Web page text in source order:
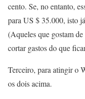
cento. Se, no entanto,
para US $ 35.000, isto
(Aqueles que gostam
cortar gastos do que
Terceiro, para atingir o
os dois acima.